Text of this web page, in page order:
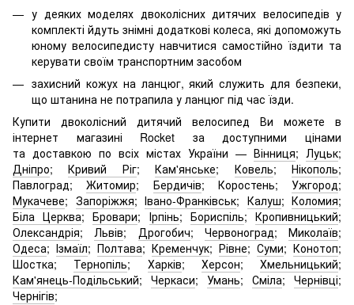
у деяких моделях двоколісних дитячих велосипедів у
комплекті йдуть знімні додаткові колеса, які допоможуть
юному велосипедисту навчитися самостійно їздити та
керувати своїм транспортним засобом
захисний кожух на ланцюг, який служить для безпеки,
що штанина не потрапила у ланцюг під час їзди.
Купити двоколісний дитячий велосипед Ви можете в
інтернет магазині Rocket за доступними цінами
та доставкою по всіх містах України — Вінниця; Луцьк;
Дніпро;Кривий Ріг;Кам'янське; Ковель;Нікополь;
Павлоград;Житомир; Бердичів; Коростень; Ужгород;
Мукачеве; Запоріжжя; Івано-Франківськ; Калуш; Коломия;
Біла Церква;Бровари; Ірпінь; Бориспіль;Кропивницький;
Олександрія;Львів; Дрогобич; Червоноград; Миколаїв;
Одеса; Ізмаїл; Полтава; Кременчук; Рівне; Суми; Конотоп;
Шостка; Тернопіль; Харків; Херсон; Хмельницький;
Кам'янець-Подільський; Черкаси; Умань; Сміла; Чернівці;
Чернігів;